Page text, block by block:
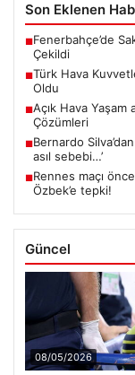
Son Eklenen
■Fenerbahçe’de
Çekildi
■Türk Hava
Oldu
■Açık Hava Yaşam
Çözümleri
■Bernardo
asıl sebebi…’
■Rennes maçı
Özbek’e tepki!
Güncel
08/05/2026